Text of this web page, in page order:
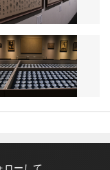
ローして